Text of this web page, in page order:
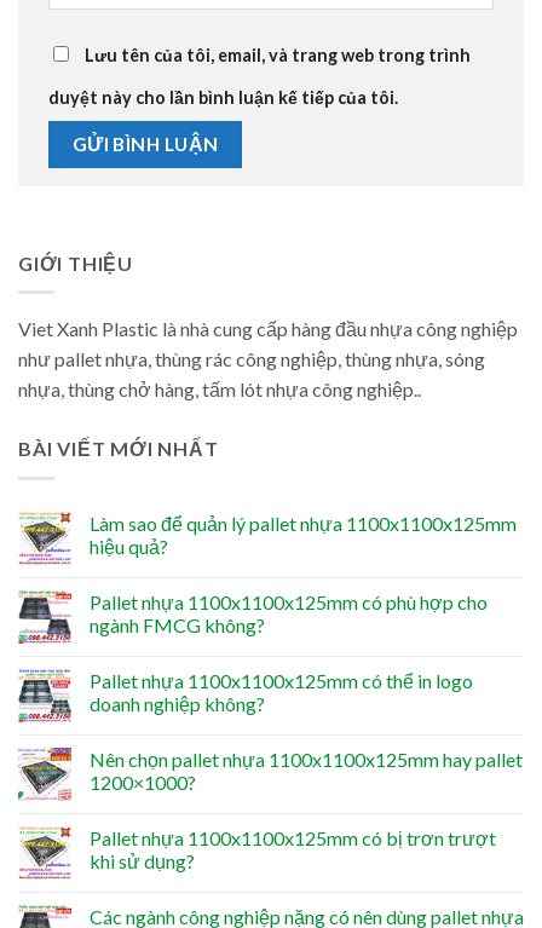
Lưu tên của tôi, email, và trang web trong trình
duyệt này cho lần bình luận kế tiếp của tôi.
GIỚI THIỆU
Viet Xanh Plastic là nhà cung cấp hàng đầu nhựa công nghiệp
như pallet nhựa, thùng rác công nghiệp, thùng nhựa, sóng
nhựa, thùng chở hàng, tấm lót nhựa công nghiệp..
BÀI VIẾT MỚI NHẤT
Làm sao để quản lý pallet nhựa 1100x1100x125mm
hiệu quả?
Pallet nhựa 1100x1100x125mm có phù hợp cho
ngành FMCG không?
Pallet nhựa 1100x1100x125mm có thể in logo
doanh nghiệp không?
Nên chọn pallet nhựa 1100x1100x125mm hay pallet
1200×1000?
Pallet nhựa 1100x1100x125mm có bị trơn trượt
khi sử dụng?
Các ngành công nghiệp nặng có nên dùng pallet nhựa